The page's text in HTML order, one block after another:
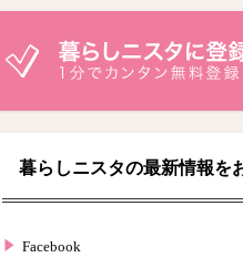
暮らしニスタの最新情報を
Facebook